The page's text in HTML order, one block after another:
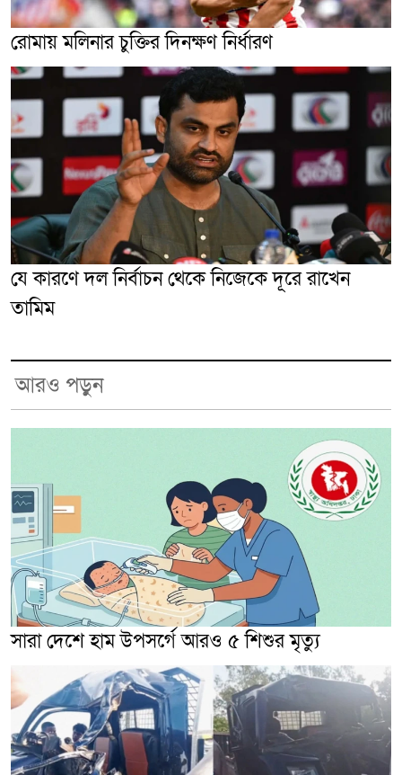
রোমায় মলিনার চুক্তির দিনক্ষণ নির্ধারণ
যে কারণে দল নির্বাচন থেকে নিজেকে দূরে রাখেন
তামিম
আরও পড়ুন
সারা দেশে হাম উপসর্গে আরও ৫ শিশুর মৃত্যু